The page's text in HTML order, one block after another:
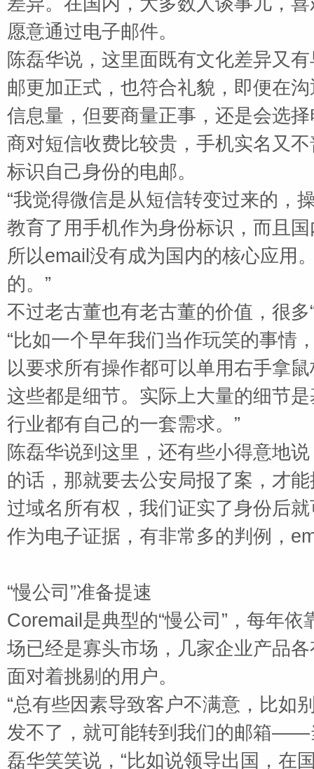
愿意通过电子邮件。
陈磊华说，这里面既有文化差异又
邮更加正式，也符合礼貌，即便在
信息量，但要商量正事，还是会选
商对短信收费比较贵，手机实名又
标识自己身份的电邮。
“我觉得微信是从短信转变过来的，
教育了用手机作为身份标识，而且
所以email 没有成为国内的核心应用
的。”
不过老古董也有老古董的价值，很多
“比如一个早年我们当作玩笑的事情
以要求所有操作都可以单用右手拿
这些都是细节。实际上大量的细节
行业都有自己的一套需求。”
陈磊华说到这里，还有些小得意地说
的话，那就要去公安局报了案，才
过域名所有权，我们证实了身份后
作为电子证据，有非常多的判例，
“慢公司”准备提速
Coremail 是典型的“慢公司”，每年
场已经是寡头市场，几家企业产品
面对着挑剔的用户。
“总有些因素导致客户不满意，比如
发不了，就可能转到我们的邮箱——
磊华笑笑说，“比如说领导出国，在